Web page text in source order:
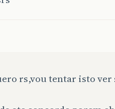
rs,vou tentar isto ver